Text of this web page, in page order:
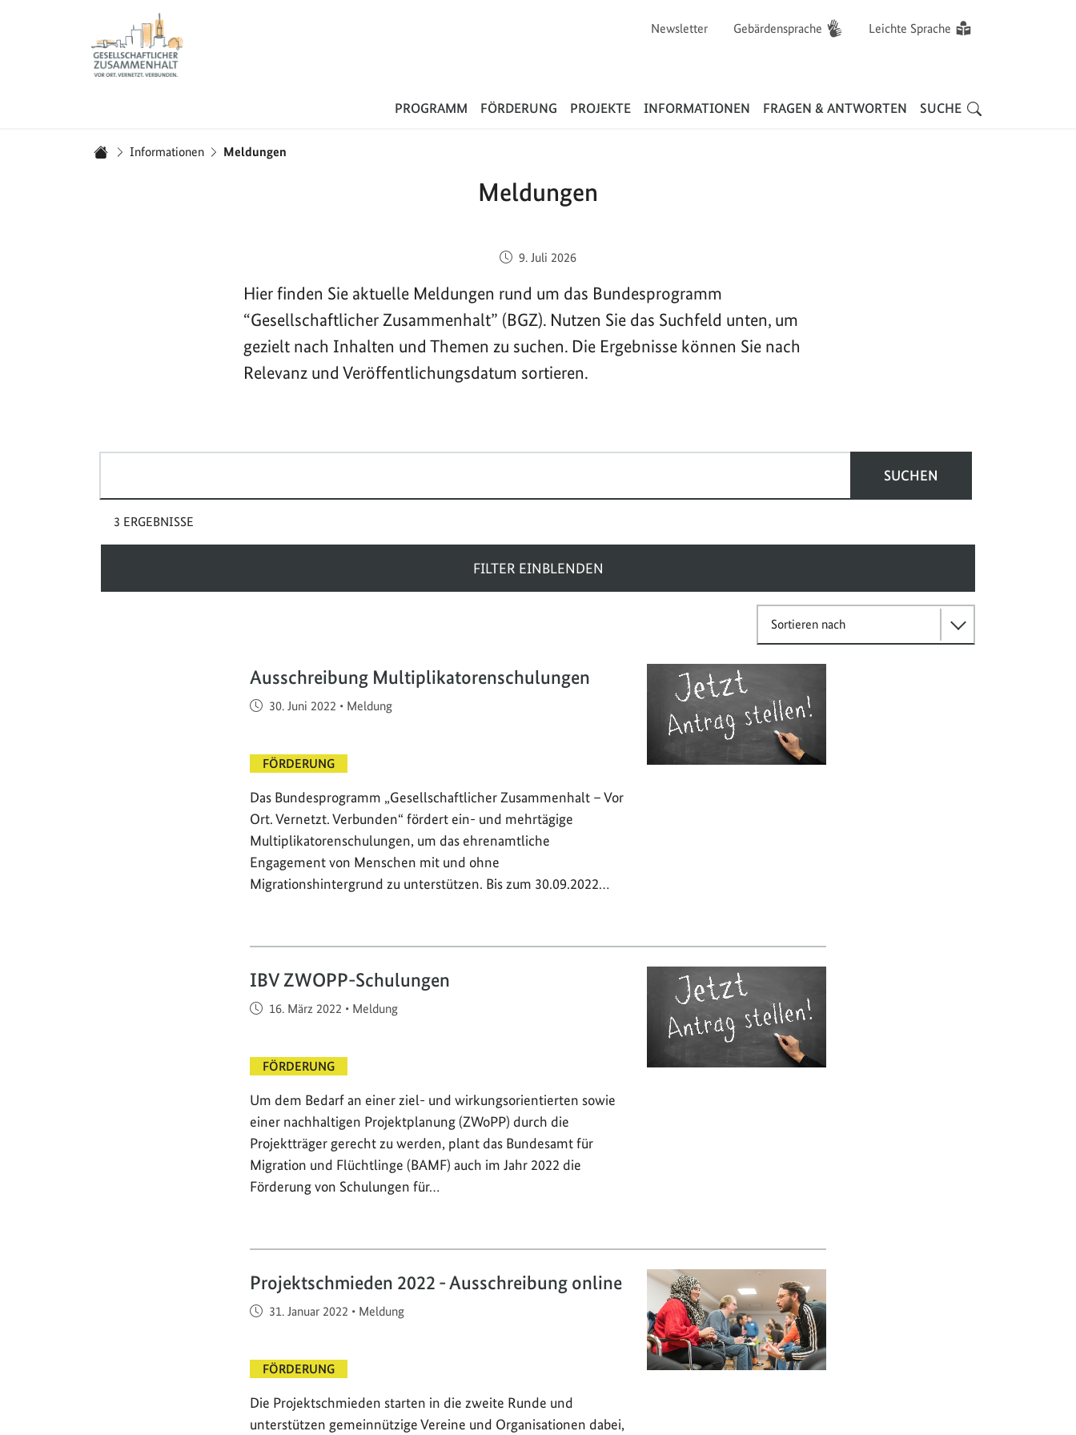
Newsletter Gebärdensprache Leichte Sprache
PROGRAMM FÖRDERUNG PROJEKTE INFORMATIONEN FRAGEN & ANTWORTEN SUCHE
Informationen Meldungen
Meldungen
Veröffentlicht am:
9. Juli 2026
Hier finden Sie aktuelle Meldungen rund um das Bundesprogramm
“Gesellschaftlicher Zusammenhalt” (BGZ). Nutzen Sie das Suchfeld unten, um
gezielt nach Inhalten und Themen zu suchen. Die Ergebnisse können Sie nach
Relevanz und Veröffentlichungsdatum sortieren.
SUCHEN
3 ERGEBNISSE
FILTER EINBLENDEN
Sortieren nach
Ausschreibung Multiplikatorenschulungen
Veröffentlicht am
30. Juni 2022 • Meldung
FÖRDERUNG
Das Bundesprogramm „Gesellschaftlicher Zusammenhalt – Vor
Ort. Vernetzt. Verbunden“ fördert ein- und mehrtägige
Multiplikatorenschulungen, um das ehrenamtliche
Engagement von Menschen mit und ohne
Migrationshintergrund zu unterstützen. Bis zum 30.09.2022…
IBV ZWOPP-Schulungen
Veröffentlicht am
16. März 2022 • Meldung
FÖRDERUNG
Um dem Bedarf an einer ziel- und wirkungsorientierten sowie
einer nachhaltigen Projektplanung (ZWoPP) durch die
Projektträger gerecht zu werden, plant das Bundesamt für
Migration und Flüchtlinge (BAMF) auch im Jahr 2022 die
Förderung von Schulungen für…
Projektschmieden 2022 - Ausschreibung online
Veröffentlicht am
31. Januar 2022 • Meldung
FÖRDERUNG
Die Projektschmieden starten in die zweite Runde und
unterstützen gemeinnützige Vereine und Organisationen dabei,